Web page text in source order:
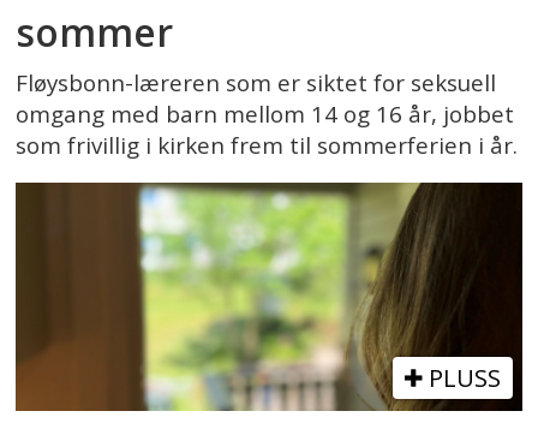
sommer
Fløysbonn-læreren som er siktet for seksuell
omgang med barn mellom 14 og 16 år, jobbet
som frivillig i kirken frem til sommerferien i år.
PLUSS